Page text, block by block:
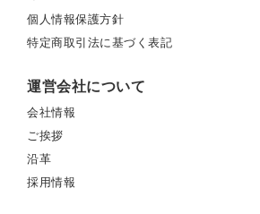
個人情報保護方針
特定商取引法に基づく表記
運営会社について
会社情報
ご挨拶
沿革
採用情報